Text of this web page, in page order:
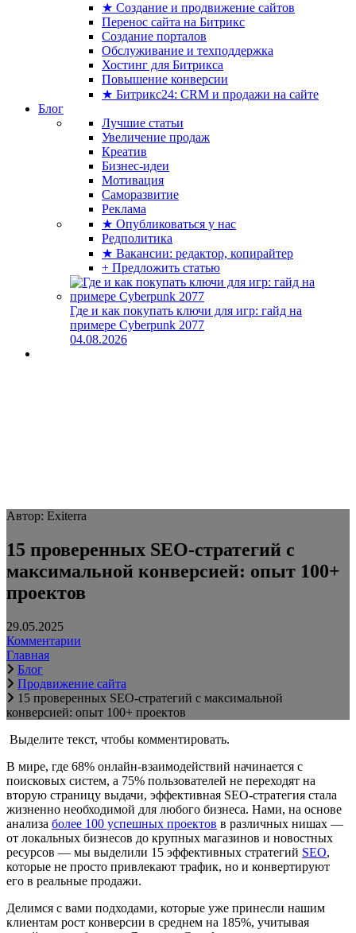
★ Создание и продвижение сайтов
Перенос сайта на Битрикс
Создание порталов
Обслуживание и техподдержка
Хостинг для Битрикса
Повышение конверсии
★ Битрикс24: CRM и продажи на сайте
Блог
Лучшие статьи
Увеличение продаж
Креатив
Бизнес-идеи
Мотивация
Саморазвитие
Реклама
★ Опубликоваться у нас
Редполитика
★ Вакансии: редактор, копирайтер
+ Предложить статью
Где и как покупать ключи для игр: гайд на
примере Cyberpunk 2077
04.08.2026
Автор: Exiterra
15 проверенных SEO-стратегий с
максимальной конверсией: опыт 100+
проектов
29.05.2025
Комментарии
Главная
Блог
Продвижение сайта
15 проверенных SEO-стратегий с максимальной
конверсией: опыт 100+ проектов
Выделите текст, чтобы комментировать.
В мире, где 68% онлайн-взаимодействий начинается с
поисковых систем, а 75% пользователей не переходят на
вторую страницу выдачи, эффективная SEO-стратегия стала
жизненно необходимой для любого бизнеса. Нами, на основе
анализа более 100 успешных проектов в различных нишах —
от локальных бизнесов до крупных магазинов и новостных
ресурсов — мы выделили 15 эффективных стратегий SEO,
которые не просто привлекают трафик, но и конвертируют
его в реальные продажи.
Делимся с вами подходами, которые уже принесли нашим
клиентам рост конверсии в среднем на 185%, учитывая